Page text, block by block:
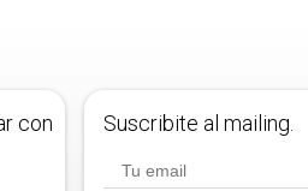
con
Suscribite al mailing.